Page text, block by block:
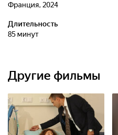
Франция, 2024
Длительность
85 минут
Другие фильмы